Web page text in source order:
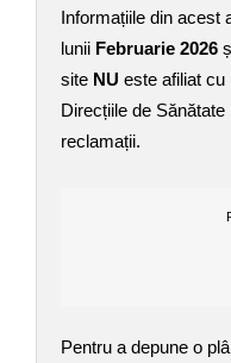
Informațiile din acest
lunii Februarie 2026
site NU este afiliat cu
Direcțiile de
reclamații.
Pentru a depune o